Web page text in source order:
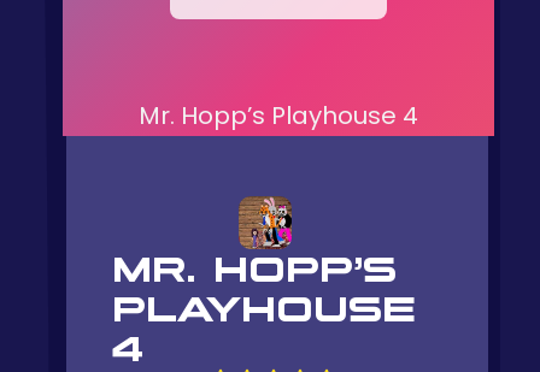
Mr. Hopp’s Playhouse 4
MR. HOPP’S
PLAYHOUSE
4